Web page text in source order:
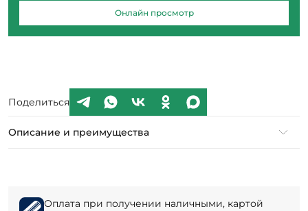
Онлайн просмотр
Поделиться
Описание и преимущества
Оплата при получении наличными, картой